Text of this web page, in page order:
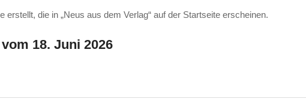
erstellt, die in „Neus aus dem Verlag“ auf der Startseite erscheinen.
18. Juni 2026